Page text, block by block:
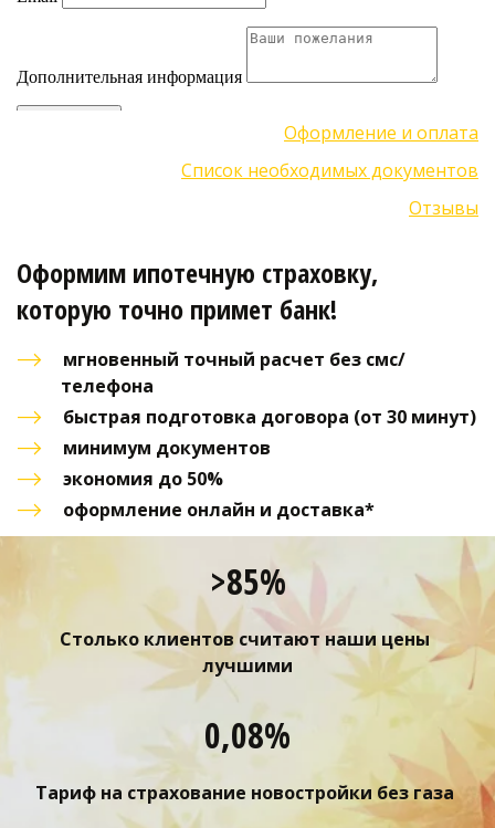
Оформление и оплата
Список необходимых документов
Отзывы
Оформим ипотечную страховку,
которую точно примет банк!
мгновенный точный расчет без смс/
телефона
быстрая подготовка договора (от 30 минут)
минимум документов
экономия до 50%
оформление онлайн и доставка*
>85%
Столько клиентов считают наши цены
лучшими
0,08%
Тариф на страхование новостройки без газа